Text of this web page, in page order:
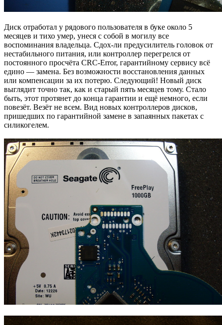
Диск отработал у рядового пользователя в буке около 5
месяцев и тихо умер, унеся с собой в могилу все
воспоминания владельца. Сдох-ли предусилитель головок от
нестабильного питания, или контроллер перегрелся от
постоянного просчёта CRC-Error, гарантийному сервису всё
едино — замена. Без возможности восстановления данных
или компенсации за их потерю. Следующий! Новый диск
выглядит точно так, как и старый пять месяцев тому. Стало
быть, этот протянет до конца гарантии и ещё немного, если
повезёт. Везёт не всем. Вид новых контроллеров дисков,
пришедших по гарантийной замене в запаянных пакетах с
силикогелем.